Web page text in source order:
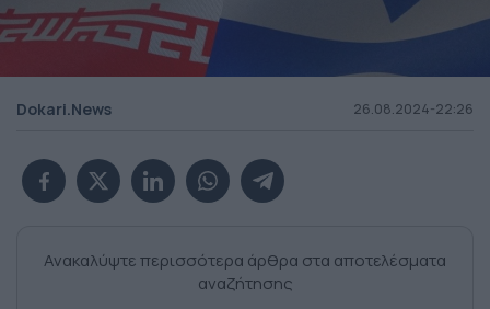
Dokari.News 26.08.2024-22:26
Ανακαλύψτε περισσότερα άρθρα στα αποτελέσματα
αναζήτησης